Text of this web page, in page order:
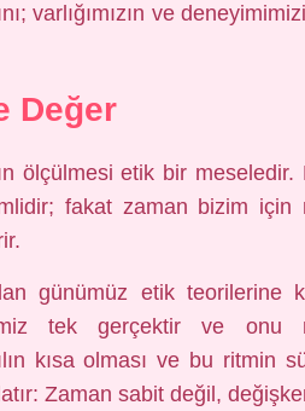
varlığımızın ve
Değer
ölçülmesi etik bir meseledir.
fakat zaman bizim için
günümüz etik teorilerine
tek gerçektir ve onu
kısa olması ve bu ritmin
Zaman sabit değil,